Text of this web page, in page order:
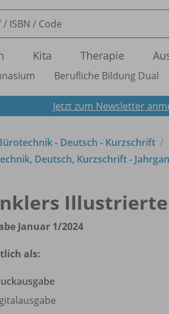
Kita Therapie
Berufliche Bildung Dual
Jetzt zum Newsletter
- Deutsch - Kurzschrift
Deutsch, Kurzschrift -
Illustrierte
Januar 1/2024
als: